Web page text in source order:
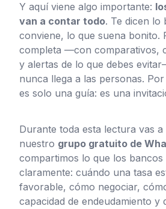
Y aquí viene algo importante:
van a contar todo. Te dicen lo
conviene, lo que suena bonito.
completa —con comparativos,
y alertas de lo que debes
nunca llega a las personas.
es solo una guía: es una
Durante toda esta lectura vas
nuestro grupo gratuito de
compartimos lo que los
claramente: cuándo una tasa
favorable, cómo negociar,
capacidad de endeudamiento y